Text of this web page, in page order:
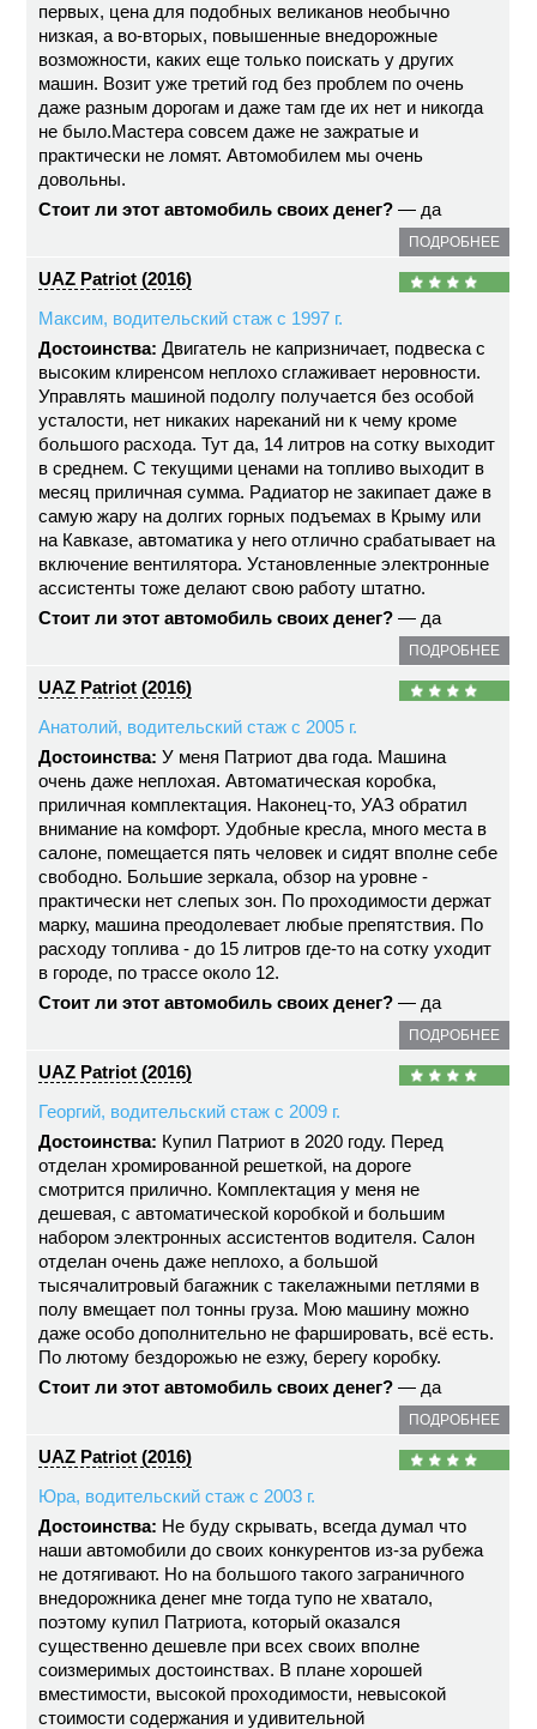
первых, цена для подобных великанов необычно
низкая, а во-вторых, повышенные внедорожные
возможности, каких еще только поискать у других
машин. Возит уже третий год без проблем по очень
даже разным дорогам и даже там где их нет и никогда
не было.Мастера совсем даже не зажратые и
практически не ломят. Автомобилем мы очень
довольны.
Стоит ли этот автомобиль своих денег? — да
ПОДРОБНЕЕ
UAZ Patriot (2016)
Максим, водительский стаж с 1997 г.
Достоинства: Двигатель не капризничает, подвеска с
высоким клиренсом неплохо сглаживает неровности.
Управлять машиной подолгу получается без особой
усталости, нет никаких нареканий ни к чему кроме
большого расхода. Тут да, 14 литров на сотку выходит
в среднем. С текущими ценами на топливо выходит в
месяц приличная сумма. Радиатор не закипает даже в
самую жару на долгих горных подъемах в Крыму или
на Кавказе, автоматика у него отлично срабатывает на
включение вентилятора. Установленные электронные
ассистенты тоже делают свою работу штатно.
Стоит ли этот автомобиль своих денег? — да
ПОДРОБНЕЕ
UAZ Patriot (2016)
Анатолий, водительский стаж с 2005 г.
Достоинства: У меня Патриот два года. Машина
очень даже неплохая. Автоматическая коробка,
приличная комплектация. Наконец-то, УАЗ обратил
внимание на комфорт. Удобные кресла, много места в
салоне, помещается пять человек и сидят вполне себе
свободно. Большие зеркала, обзор на уровне -
практически нет слепых зон. По проходимости держат
марку, машина преодолевает любые препятствия. По
расходу топлива - до 15 литров где-то на сотку уходит
в городе, по трассе около 12.
Стоит ли этот автомобиль своих денег? — да
ПОДРОБНЕЕ
UAZ Patriot (2016)
Георгий, водительский стаж с 2009 г.
Достоинства: Купил Патриот в 2020 году. Перед
отделан хромированной решеткой, на дороге
смотрится прилично. Комплектация у меня не
дешевая, с автоматической коробкой и большим
набором электронных ассистентов водителя. Салон
отделан очень даже неплохо, а большой
тысячалитровый багажник с такелажными петлями в
полу вмещает пол тонны груза. Мою машину можно
даже особо дополнительно не фаршировать, всё есть.
По лютому бездорожью не езжу, берегу коробку.
Стоит ли этот автомобиль своих денег? — да
ПОДРОБНЕЕ
UAZ Patriot (2016)
Юра, водительский стаж с 2003 г.
Достоинства: Не буду скрывать, всегда думал что
наши автомобили до своих конкурентов из-за рубежа
не дотягивают. Но на большого такого заграничного
внедорожника денег мне тогда тупо не хватало,
поэтому купил Патриота, который оказался
существенно дешевле при всех своих вполне
соизмеримых достоинствах. В плане хорошей
вместимости, высокой проходимости, невысокой
стоимости содержания и удивительной